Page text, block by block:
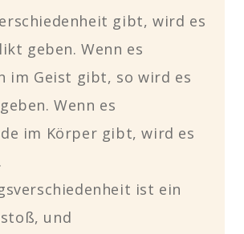
gibt, wird es
geben. Wenn es
im Geist gibt, so wird es
Wenn es
im Körper gibt, wird es
ist ein
und